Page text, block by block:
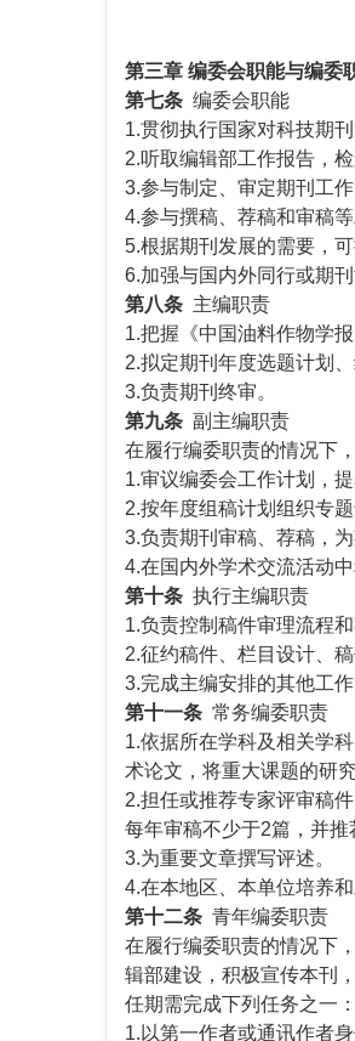
第三章 编委会职能与编委
第七条 编委会职能
1.贯彻执行国家对科技期
2.听取编辑部工作报告，
3.参与制定、审定期刊工
4.参与撰稿、荐稿和审稿
5.根据期刊发展的需要，
6.加强与国内外同行或期
第八条 主编职责
1.把握《中国油料作物学
2.拟定期刊年度选题计划
3.负责期刊终审。
第九条 副主编职责
在履行编委职责的情况下
1.审议编委会工作计划，提
2.按年度组稿计划组织专
3.负责期刊审稿、荐稿，
4.在国内外学术交流活动
第十条 执行主编职责
1.负责控制稿件审理流程
2.征约稿件、栏目设计、
3.完成主编安排的其他工作
第十一条 常务编委职责
1.依据所在学科及相关学
术论文，将重大课题的研
2.担任或推荐专家评审稿
每年审稿不少于2篇，并推
3.为重要文章撰写评述。
4.在本地区、本单位培养
第十二条 青年编委职责
在履行编委职责的情况下
辑部建设，积极宣传本刊
任期需完成下列任务之一：
1.以第一作者或通讯作者